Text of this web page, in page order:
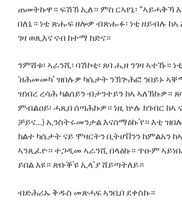
ጠመትኩዋ። ፍሽኽ ኢለ። ምስ ርኣየኒ፡ “ኣይሓቅኻ
በለኒ። ነቲ ጽሑፍ ዘሎዎ ብጽሑፉ፡ ነቲ ዘይብሉ ከኣ
ገዛ ወጺእና ናብ ከተማ ከድና።
ንምሸቱ፡ ኣራንሺ፡ ባሽኮቲ፡ ጸባ ሒዘ ንገዛ ኣተኹ።
‘ዘሕመመካ’ ዝበሉዎ ካሴታት ንኽጕሕፎ ንበይኑ
ዝነበረ ረሳሕ ካልሰይን ብታንተይን ከኣ ኣለኽኩዎ።
ምብልዐይ፡ ሓጺበ ሰጣሕኩዎ። ነዚ ኵሉ ክገብር ከኣ
ቻይና…) ኢንስትሩመንታል እናሰማዕኩ’የ። እቲ
ክልተ ካሴታት ናይ ሞዛርትን ቢትሆቨንን ከምልአን
ኣንጺፈዮ። ተጋዲመ ኣራንሺ በላዕኩ። ጥዑም
ይበል እዩ። ጽቡቕ’ዩ ኢላ’ያ ሸይጣትለይ።
ብድሕሪኡ ቅዱስ መጽሓፍ ኣንቢበ ደቀስኩ።